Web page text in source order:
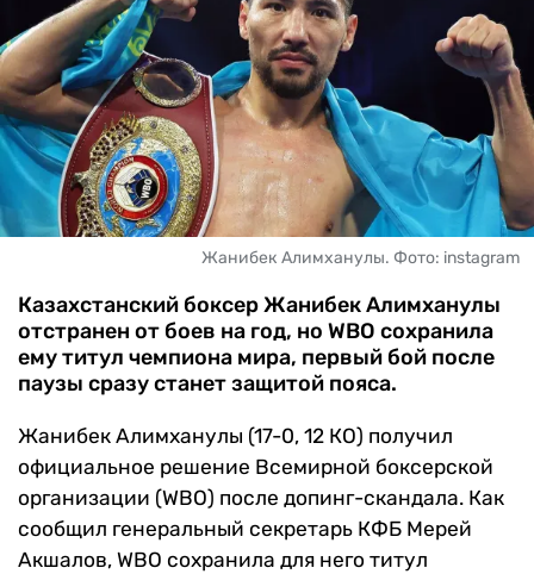
ВЕЛОСПОРТ
ЧМ-2026
ДРУГИЕ
БУКМЕКЕРЫ
Жанибек Алимханулы. Фото: instagram
Казахстанский боксер Жанибек Алимханулы
отстранен от боев на год, но WBO сохранила
ему титул чемпиона мира, первый бой после
паузы сразу станет защитой пояса.
Жанибек Алимханулы (17-0, 12 КО) получил
официальное решение Всемирной боксерской
организации (WBO) после допинг-скандала. Как
сообщил генеральный секретарь КФБ Мерей
Акшалов, WBO сохранила для него титул